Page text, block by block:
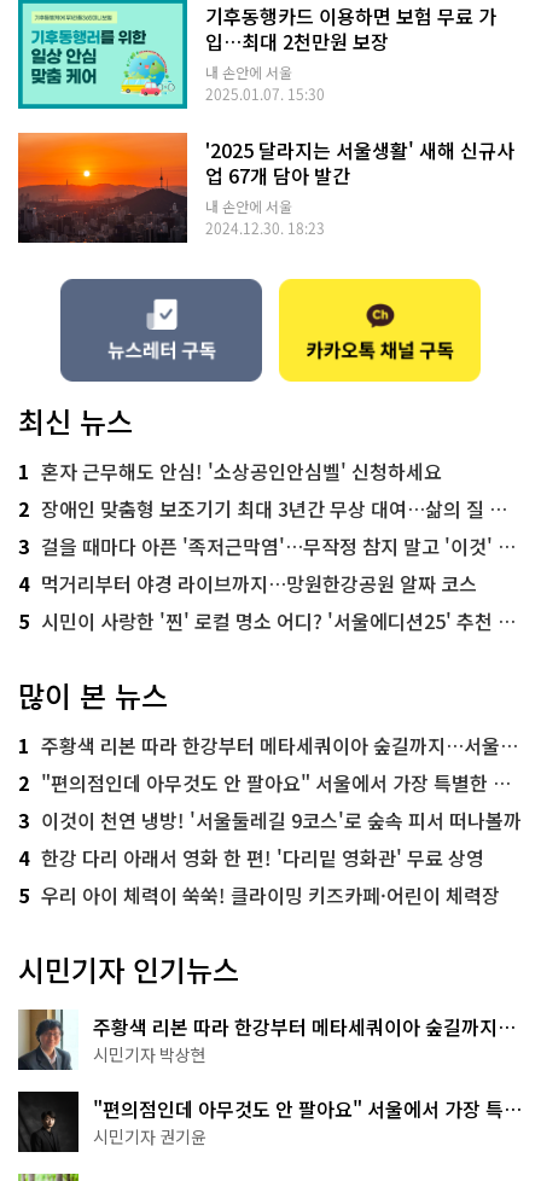
기후동행카드 이용하면 보험 무료 가
입…최대 2천만원 보장
내 손안에 서울
2025.01.07. 15:30
'2025 달라지는 서울생활' 새해 신규사
업 67개 담아 발간
내 손안에 서울
2024.12.30. 18:23
최신 뉴스
1 혼자 근무해도 안심! '소상공인안심벨' 신청하세요
2 장애인 맞춤형 보조기기 최대 3년간 무상 대여…삶의 질 높인다
3 걸을 때마다 아픈 '족저근막염'…무작정 참지 말고 '이것' 해보세요!
4 먹거리부터 야경 라이브까지…망원한강공원 알짜 코스
5 시민이 사랑한 '찐' 로컬 명소 어디? '서울에디션25' 추천 코스
많이 본 뉴스
1 주황색 리본 따라 한강부터 메타세쿼이아 숲길까지…서울둘레길 15코스
2 "편의점인데 아무것도 안 팔아요" 서울에서 가장 특별한 편의점의 정체
3 이것이 천연 냉방! '서울둘레길 9코스'로 숲속 피서 떠나볼까
4 한강 다리 아래서 영화 한 편! '다리밑 영화관' 무료 상영
5 우리 아이 체력이 쑥쑥! 클라이밍 키즈카페·어린이 체력장
시민기자 인기뉴스
주황색 리본 따라 한강부터 메타세쿼이아 숲길까지…
서울둘레길 15코스
시민기자 박상현
"편의점인데 아무것도 안 팔아요" 서울에서 가장 특별
한 편의점의 정체
시민기자 권기윤